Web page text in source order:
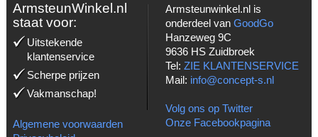
ArmsteunWinkel.nl
staat voor:
Uitstekende
klantenservice
Scherpe prijzen
Vakmanschap!
Algemene voorwaarden
Armsteunwinkel.nl is
onderdeel van GoodGo
Hanzeweg 9C
9636 HS Zuidbroek
Tel: ZIE KLANTENSERVICE
Mail: info@concept-s.nl
Volg ons op Twitter
Onze Facebookpagina